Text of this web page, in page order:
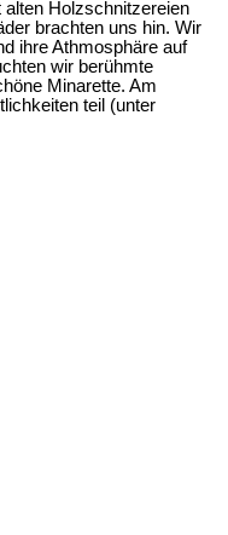
Holzschnitzereien
brachten uns hin. Wir
ihre Athmosphäre auf
wir berühmte
Minarette. Am
teil (unter